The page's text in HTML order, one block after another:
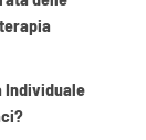
Individuale